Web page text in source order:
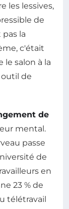
les lessives,
de
la
c'était
le salon à la
outil de
de
mental.
passe
de
en
23 % de
télétravail